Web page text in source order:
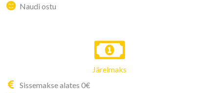
Naudi ostu
Järelmaks
Sissemakse alates 0€